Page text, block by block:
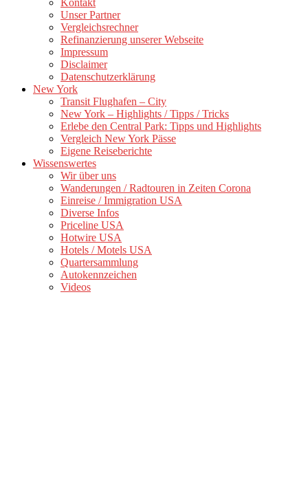
Unser Partner
Vergleichsrechner
Refinanzierung unserer Webseite
Impressum
Disclaimer
Datenschutzerklärung
New York
Transit Flughafen – City
New York – Highlights / Tipps / Tricks
Erlebe den Central Park: Tipps und Highlights
Vergleich New York Pässe
Eigene Reiseberichte
Wissenswertes
Wir über uns
Wanderungen / Radtouren in Zeiten Corona
Einreise / Immigration USA
Diverse Infos
Priceline USA
Hotwire USA
Hotels / Motels USA
Quartersammlung
Autokennzeichen
Videos